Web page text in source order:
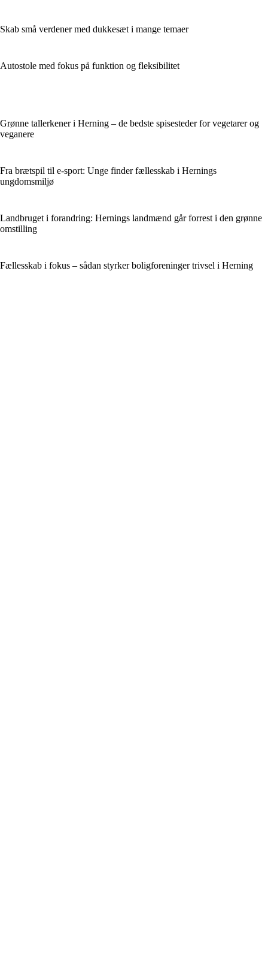
Skab små verdener med dukkesæt i mange temaer
Autostole med fokus på funktion og fleksibilitet
Grønne tallerkener i Herning – de bedste spisesteder for vegetarer og
veganere
Fra brætspil til e-sport: Unge finder fællesskab i Hernings
ungdomsmiljø
Landbruget i forandring: Hernings landmænd går forrest i den grønne
omstilling
Fællesskab i fokus – sådan styrker boligforeninger trivsel i Herning